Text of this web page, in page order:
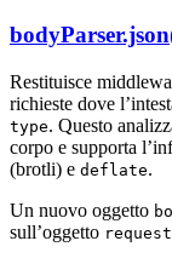
Restituisce
richieste dove
type. Questo
corpo e supporta
(brotli) e deflate.
Un nuovo oggetto
sull’oggetto request